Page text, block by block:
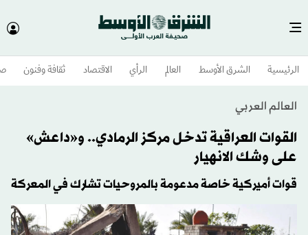
الرئيسية الشرق الأوسط​ العالم الرأي الاقتصاد ثقافة وفنون
العالم العربي
القوات العراقية تدخل مركز الرمادي.. و«داعش»
على وشك الانهيار
قوات أميركية خاصة مدعومة بالمروحيات تشارك في المعركة